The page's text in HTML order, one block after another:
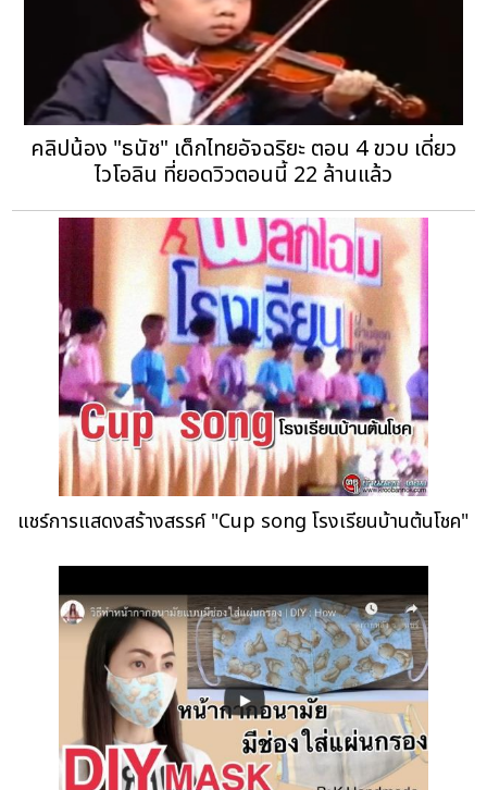
คลิปน้อง "ธนัช" เด็กไทยอัจฉริยะ ตอน 4 ขวบ เดี่ยว
ไวโอลิน ที่ยอดวิวตอนนี้ 22 ล้านแล้ว
แชร์การแสดงสร้างสรรค์ "Cup song โรงเรียนบ้านต้นโชค"